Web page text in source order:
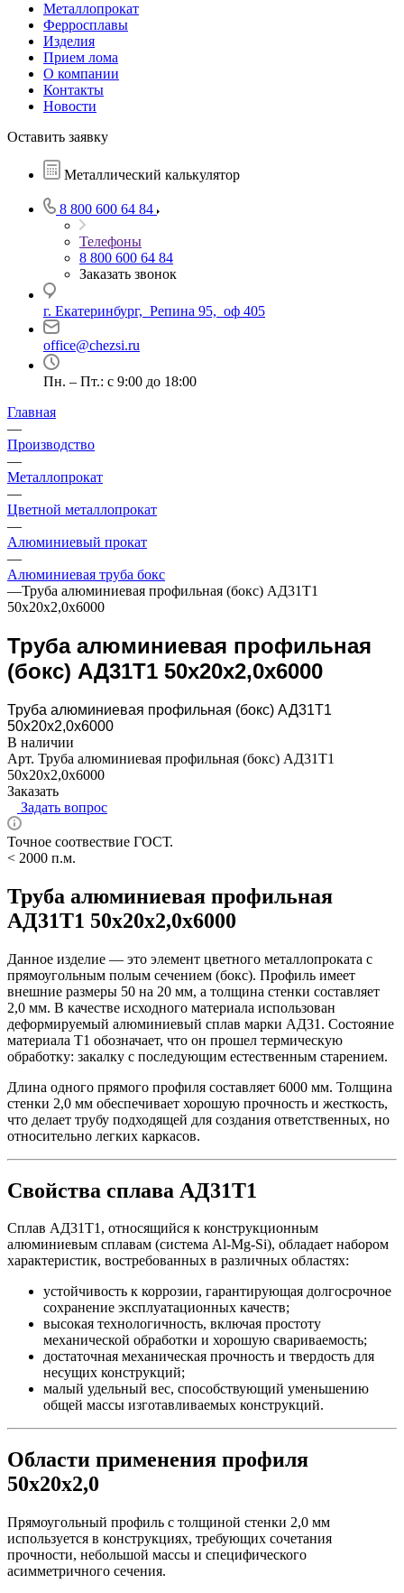
Металлопрокат
Ферросплавы
Изделия
Прием лома
О компании
Контакты
Новости
Оставить заявку
Металлический калькулятор
8 800 600 64 84
Телефоны
8 800 600 64 84
Заказать звонок
г. Екатеринбург, Репина 95, оф 405
office@chezsi.ru
Пн. – Пт.: с 9:00 до 18:00
Главная
—
Производство
—
Металлопрокат
—
Цветной металлопрокат
—
Алюминиевый прокат
—
Алюминиевая труба бокс
—Труба алюминиевая профильная (бокс) АД31Т1
50х20х2,0х6000
Труба алюминиевая профильная
(бокс) АД31Т1 50х20х2,0х6000
Труба алюминиевая профильная (бокс) АД31Т1
50х20х2,0х6000
В наличии
Арт. Труба алюминиевая профильная (бокс) АД31Т1
50х20х2,0х6000
Заказать
Задать вопрос
Точное соотвествие ГОСТ.
< 2000 п.м.
Труба алюминиевая профильная
АД31Т1 50х20х2,0х6000
Данное изделие — это элемент цветного металлопроката с
прямоугольным полым сечением (бокс). Профиль имеет
внешние размеры 50 на 20 мм, а толщина стенки составляет
2,0 мм. В качестве исходного материала использован
деформируемый алюминиевый сплав марки АД31. Состояние
материала Т1 обозначает, что он прошел термическую
обработку: закалку с последующим естественным старением.
Длина одного прямого профиля составляет 6000 мм. Толщина
стенки 2,0 мм обеспечивает хорошую прочность и жесткость,
что делает трубу подходящей для создания ответственных, но
относительно легких каркасов.
Свойства сплава АД31Т1
Сплав АД31Т1, относящийся к конструкционным
алюминиевым сплавам (система Al-Mg-Si), обладает набором
характеристик, востребованных в различных областях:
устойчивость к коррозии, гарантирующая долгосрочное
сохранение эксплуатационных качеств;
высокая технологичность, включая простоту
механической обработки и хорошую свариваемость;
достаточная механическая прочность и твердость для
несущих конструкций;
малый удельный вес, способствующий уменьшению
общей массы изготавливаемых конструкций.
Области применения профиля
50х20х2,0
Прямоугольный профиль с толщиной стенки 2,0 мм
используется в конструкциях, требующих сочетания
прочности, небольшой массы и специфического
асимметричного сечения.